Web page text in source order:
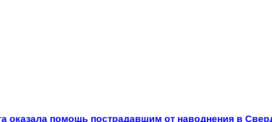
оказала помощь пострадавшим от наводнения в